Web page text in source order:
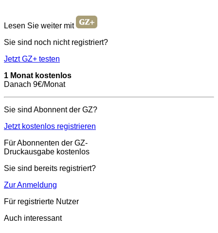
Lesen Sie weiter mit
Sie sind noch nicht registriert?
Jetzt GZ+ testen
1 Monat kostenlos
Danach 9€/Monat
Sie sind Abonnent der GZ?
Jetzt kostenlos registrieren
Für Abonnenten der GZ-
Druckausgabe kostenlos
Sie sind bereits registriert?
Zur Anmeldung
Für registrierte Nutzer
Auch interessant